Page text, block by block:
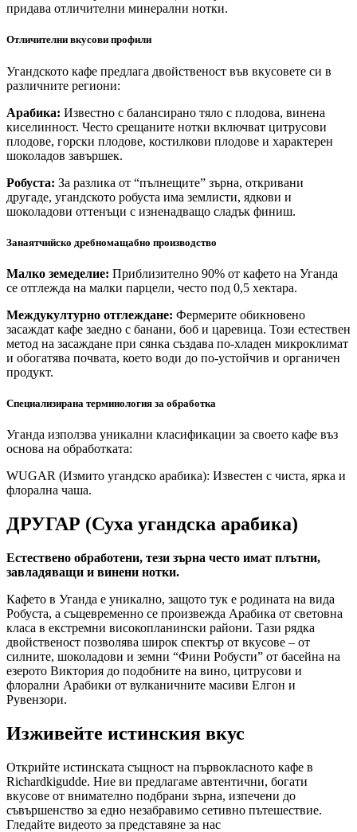
придава отличителни минерални нотки.
Отличителни вкусови профили
Угандското кафе предлага двойственост във вкусовете си в
различните региони:
Арабика: Известно с балансирано тяло с плодова, винена
киселинност. Често срещаните нотки включват цитрусови
плодове, горски плодове, костилкови плодове и характерен
шоколадов завършек.
Робуста: За разлика от “пълнещите” зърна, откривани
другаде, угандското робуста има землисти, ядкови и
шоколадови оттенъци с изненадващо сладък финиш.
Занаятчийско дребномащабно производство
Малко земеделие: Приблизително 90% от кафето на Уганда
се отглежда на малки парцели, често под 0,5 хектара.
Междукултурно отглеждане: Фермерите обикновено
засаждат кафе заедно с банани, боб и царевица. Този естествен
метод на засаждане при сянка създава по-хладен микроклимат
и обогатява почвата, което води до по-устойчив и органичен
продукт.
Специализирана терминология за обработка
Уганда използва уникални класификации за своето кафе въз
основа на обработката:
WUGAR (Измито угандско арабика): Известен с чиста, ярка и
флорална чаша.
ДРУГАР (Суха угандска арабика)
Естествено обработени, тези зърна често имат плътни,
завладяващи и винени нотки.
Кафето в Уганда е уникално, защото тук е родината на вида
Робуста, а същевременно се произвежда Арабика от световна
класа в екстремни високопланински райони. Тази рядка
двойственост позволява широк спектър от вкусове – от
силните, шоколадови и земни “Фини Робусти” от басейна на
езерото Виктория до подобните на вино, цитрусови и
флорални Арабики от вулканичните масиви Елгон и
Рувензори.
Изживейте истинския вкус
Открийте истинската същност на първокласното кафе в
Richardkigudde. Ние ви предлагаме автентични, богати
вкусове от внимателно подбрани зърна, изпечени до
съвършенство за едно незабравимо сетивно пътешествие.
Гледайте видеото за представяне за нас